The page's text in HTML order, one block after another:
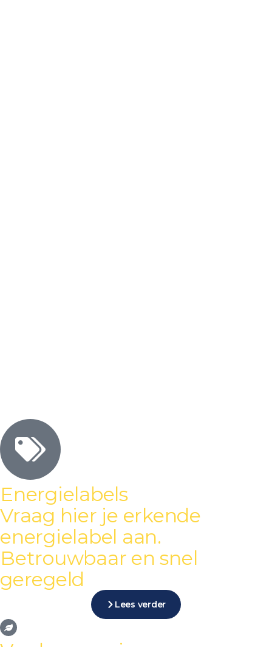
Energielabels
Vraag hier je erkende
energielabel aan.
Betrouwbaar en snel
geregeld
Lees verder